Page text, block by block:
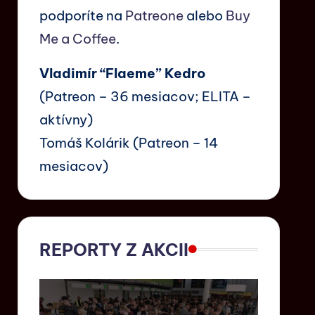
podporíte na Patreonealebo Buy
Me a Coffee.
Vladimír “Flaeme” Kedro
(Patreon – 36 mesiacov; ELITA –
aktívny)
Tomáš Kolárik (Patreon – 14
mesiacov)
REPORTY Z AKCII